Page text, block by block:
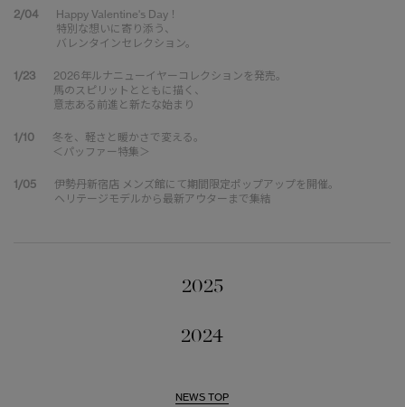
2/04
Happy Valentine's Day！
特別な想いに寄り添う、
バレンタインセレクション。
1/23
2026年ルナニューイヤーコレクションを発売。
馬のスピリットとともに描く、
意志ある前進と新たな始まり
1/10
冬を、軽さと暖かさで変える。
＜パッファー特集＞
1/05
伊勢丹新宿店 メンズ館にて期間限定ポップアップを開催。
ヘリテージモデルから最新アウターまで集結
2025
2024
NEWS TOP